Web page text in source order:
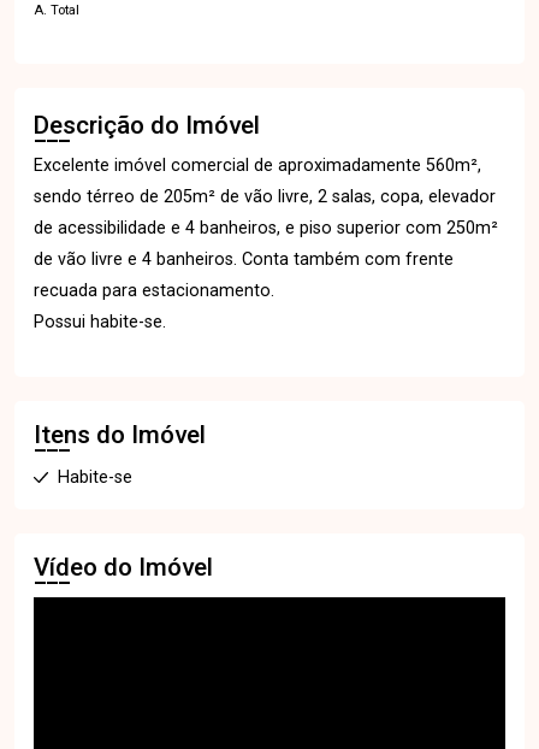
A. Total
Descrição do Imóvel
Excelente imóvel comercial de aproximadamente 560m²,
sendo térreo de 205m² de vão livre, 2 salas, copa, elevador
de acessibilidade e 4 banheiros, e piso superior com 250m²
de vão livre e 4 banheiros. Conta também com frente
recuada para estacionamento.
Possui habite-se.
Itens do Imóvel
Habite-se
Vídeo do Imóvel